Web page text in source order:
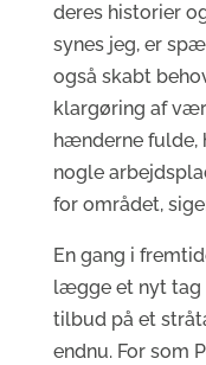
deres historier
synes jeg, er
også skabt
klargøring af
hænderne fulde,
nogle
for området,
En gang i
lægge et nyt tag
tilbud på et
endnu. For som